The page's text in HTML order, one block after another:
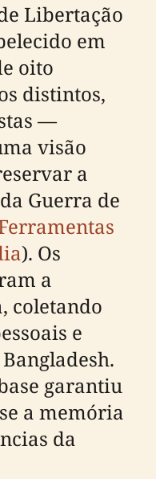
Libertação
em
oito
distintos,
—
visão
a
Guerra de
). Os
a
coletando
e
garantiu
a memória
da